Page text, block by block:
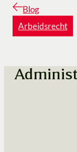
Blog
Arbeidsrecht